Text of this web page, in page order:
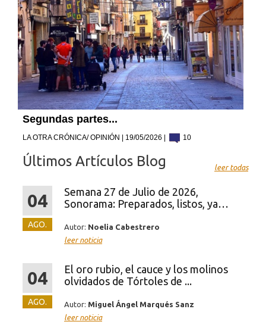
Segundas partes...
LA OTRA CRÓNICA/ OPINIÓN | 19/05/2026 | 10
Últimos Artículos Blog leer todas
04
AGO.
Semana 27 de Julio de 2026,
Sonorama: Preparados, listos, ya…
Autor: Noelia Cabestrero
leer noticia
04
AGO.
El oro rubio, el cauce y los molinos
olvidados de Tórtoles de ...
Autor: Miguel Ángel Marqués Sanz
leer noticia